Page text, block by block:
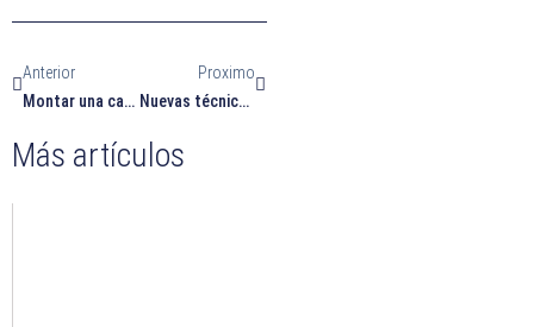
Anterior
Montar una casa rural: una buena idea y qué necesito
Proximo
Nuevas técnicas en la implantología moderna.
Más artículos